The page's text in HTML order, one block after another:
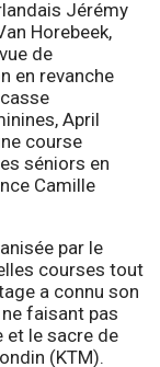
Jérémy
Horebeek,
de
en revanche
April
course
séniors en
Camille
par le
courses tout
a connu son
faisant pas
et le sacre de
(KTM).